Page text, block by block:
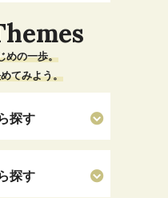
めの一歩。
てみよう。
探す
探す